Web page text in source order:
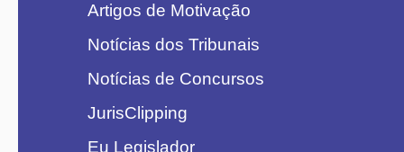
Artigos de Motivação
Notícias dos Tribunais
Notícias de Concursos
JurisClipping
Eu Legislador